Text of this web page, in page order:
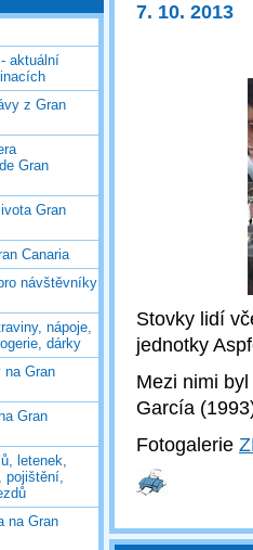
aktuální
z Gran
Gran
Gran
Canaria
návštěvníky
nápoje,
dárky
na Gran
Gran
letenek,
pojištění,
na Gran
7. 10. 2013
Stovky lidí
jednotky
Mezi nimi
García
Fotogalerie